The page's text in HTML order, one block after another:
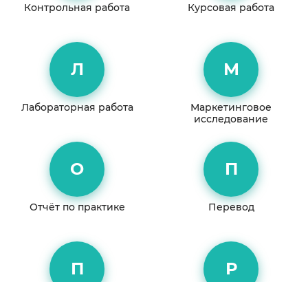
Контрольная работа Курсовая работа
Л
Лабораторная работа
М
Маркетинговое
исследование
О
Отчёт по практике
П
Перевод
П Р